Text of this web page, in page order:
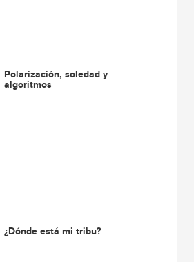
Polarización, soledad y
algoritmos
¿Dónde está mi tribu?